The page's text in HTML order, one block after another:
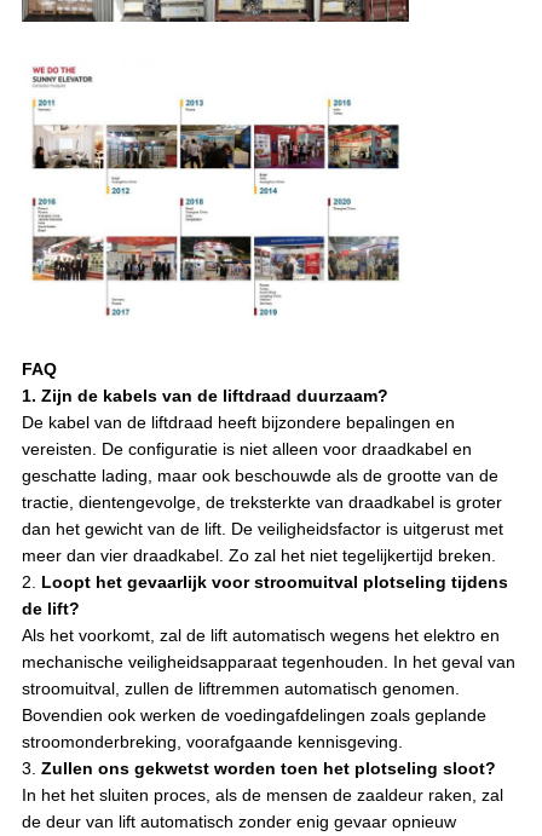
FAQ
1. Zijn de kabels van de liftdraad duurzaam?
De kabel van de liftdraad heeft bijzondere bepalingen en
vereisten. De configuratie is niet alleen voor draadkabel en
geschatte lading, maar ook beschouwde als de grootte van de
tractie, dientengevolge, de treksterkte van draadkabel is groter
dan het gewicht van de lift. De veiligheidsfactor is uitgerust met
meer dan vier draadkabel. Zo zal het niet tegelijkertijd breken.
2. Loopt het gevaarlijk voor stroomuitval plotseling tijdens
de lift?
Als het voorkomt, zal de lift automatisch wegens het elektro en
mechanische veiligheidsapparaat tegenhouden. In het geval van
stroomuitval, zullen de liftremmen automatisch genomen.
Bovendien ook werken de voedingafdelingen zoals geplande
stroomonderbreking, voorafgaande kennisgeving.
3. Zullen ons gekwetst worden toen het plotseling sloot?
In het het sluiten proces, als de mensen de zaaldeur raken, zal
de deur van lift automatisch zonder enig gevaar opnieuw